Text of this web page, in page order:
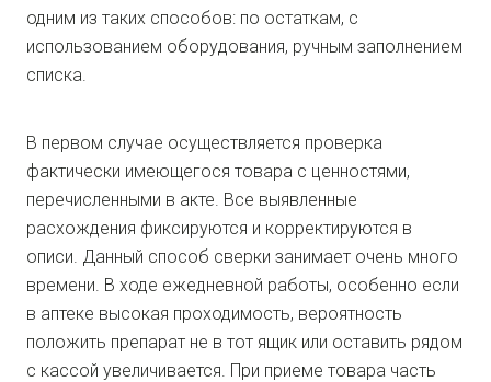
одним из таких способов: по остаткам, с
использованием оборудования, ручным заполнением
списка.
В первом случае осуществляется проверка
фактически имеющегося товара с ценностями,
перечисленными в акте. Все выявленные
расхождения фиксируются и корректируются в
описи. Данный способ сверки занимает очень много
времени. В ходе ежедневной работы, особенно если
в аптеке высокая проходимость, вероятность
положить препарат не в тот ящик или оставить рядом
с кассой увеличивается. При приеме товара часть